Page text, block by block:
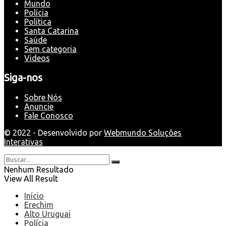
Mundo
Polícia
Política
Santa Catarina
Saúde
Sem categoria
Videos
Siga-nos
Sobre Nós
Anuncie
Fale Conosco
© 2022 - Desenvolvido por Webmundo Soluções
Interativas
Nenhum Resultado
View All Result
Início
Erechim
Alto Uruguai
Polícia